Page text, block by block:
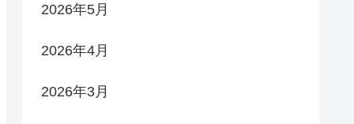
2026年5月
2026年4月
2026年3月